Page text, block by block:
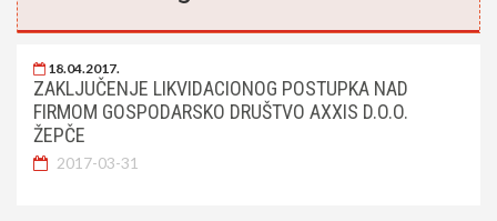
18.04.2017.
ZAKLJUČENJE LIKVIDACIONOG POSTUPKA NAD
FIRMOM GOSPODARSKO DRUŠTVO AXXIS D.O.O.
ŽEPČE
2017-03-31